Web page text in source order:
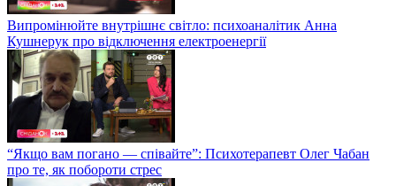
Випромінюйте внутрішнє світло: психоаналітик Анна
Кушнерук про відключення електроенергії
“Якщо вам погано — співайте”: Психотерапевт Олег Чабан
про те, як побороти стрес